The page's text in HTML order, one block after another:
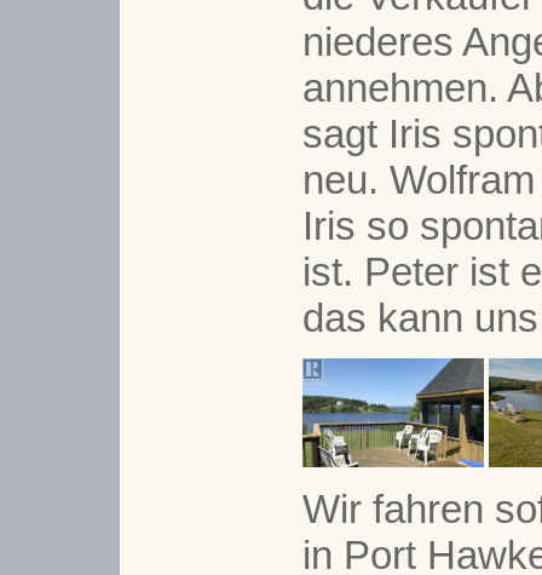
niederes
annehmen.
sagt Iris
neu.
Iris so
ist. Peter ist
das kann
Wir fahren
in Port